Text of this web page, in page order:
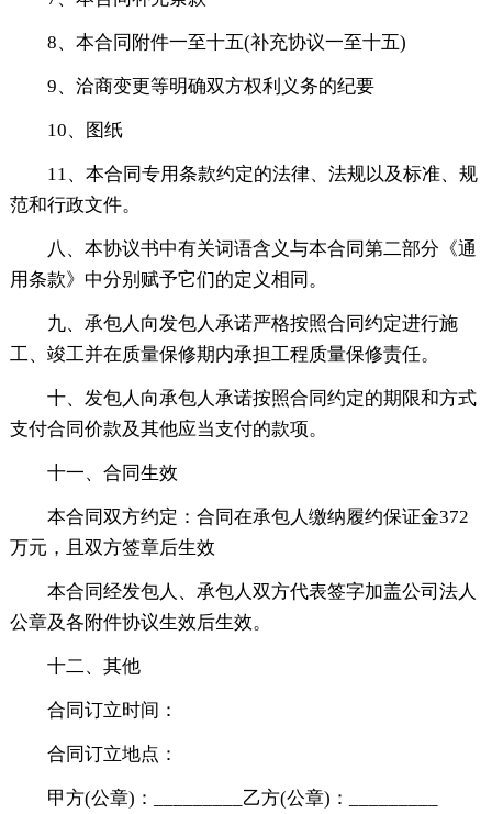
8、本合同附件一至十五(补充协议一至十五)
9、洽商变更等明确双方权利义务的纪要
10、图纸
11、本合同专用条款约定的法律、法规以及标准、规
范和行政文件。
八、本协议书中有关词语含义与本合同第二部分《通
用条款》中分别赋予它们的定义相同。
九、承包人向发包人承诺严格按照合同约定进行施
工、竣工并在质量保修期内承担工程质量保修责任。
十、发包人向承包人承诺按照合同约定的期限和方式
支付合同价款及其他应当支付的款项。
十一、合同生效
本合同双方约定：合同在承包人缴纳履约保证金372
万元，且双方签章后生效
本合同经发包人、承包人双方代表签字加盖公司法人
公章及各附件协议生效后生效。
十二、其他
合同订立时间：
合同订立地点：
甲方(公章)：_________乙方(公章)：_________